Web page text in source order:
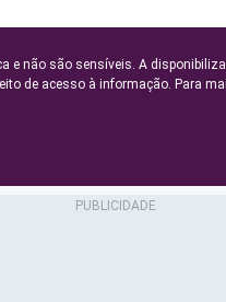
e não são sensíveis. A
de acesso à informação. Para